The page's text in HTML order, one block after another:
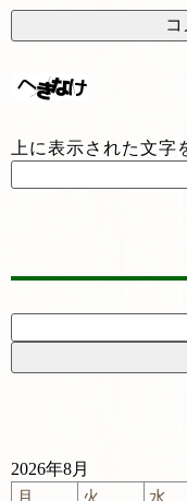
上に表示された文字
2026年8月
月
火 水